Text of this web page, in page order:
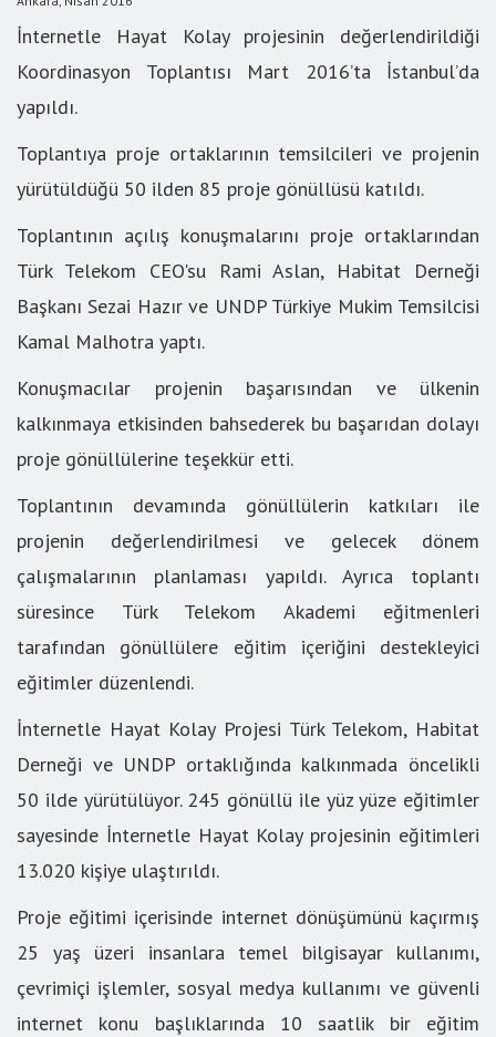
İnternetle Hayat Kolay projesinin değerlendirildiği
Koordinasyon Toplantısı Mart 2016’ta İstanbul’da
yapıldı.
Toplantıya proje ortaklarının temsilcileri ve projenin
yürütüldüğü 50 ilden 85 proje gönüllüsü katıldı.
Toplantının açılış konuşmalarını proje ortaklarından
Türk Telekom CEO'su Rami Aslan, Habitat Derneği
Başkanı Sezai Hazır ve UNDP Türkiye Mukim Temsilcisi
Kamal Malhotra yaptı.
Konuşmacılar projenin başarısından ve ülkenin
kalkınmaya etkisinden bahsederek bu başarıdan dolayı
proje gönüllülerine teşekkür etti.
Toplantının devamında gönüllülerin katkıları ile
projenin değerlendirilmesi ve gelecek dönem
çalışmalarının planlaması yapıldı. Ayrıca toplantı
süresince Türk Telekom Akademi eğitmenleri
tarafından gönüllülere eğitim içeriğini destekleyici
eğitimler düzenlendi.
İnternetle Hayat Kolay Projesi Türk Telekom, Habitat
Derneği ve UNDP ortaklığında kalkınmada öncelikli
50 ilde yürütülüyor. 245 gönüllü ile yüz yüze eğitimler
sayesinde İnternetle Hayat Kolay projesinin eğitimleri
13.020 kişiye ulaştırıldı.
Proje eğitimi içerisinde internet dönüşümünü kaçırmış
25 yaş üzeri insanlara temel bilgisayar kullanımı,
çevrimiçi işlemler, sosyal medya kullanımı ve güvenli
internet konu başlıklarında 10 saatlik bir eğitim